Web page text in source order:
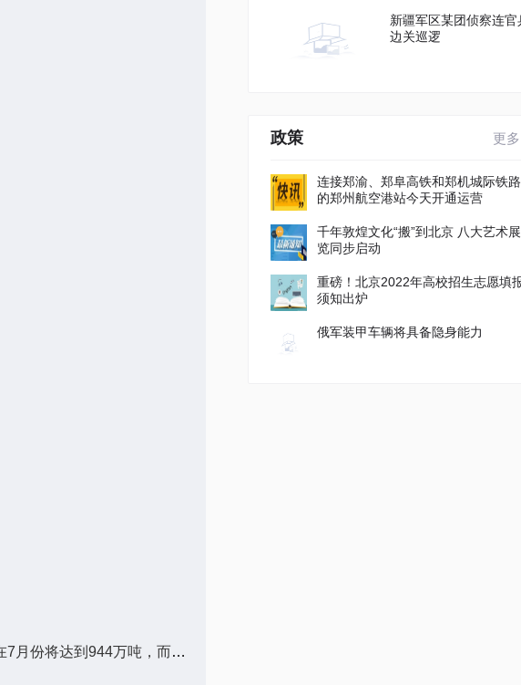
2023年7月5日金十期货夜盘要闻汇总1.巴西全国谷物出口商协会（Anec）表示，预计巴西大豆出口在7月份将达到944万吨，而去年同期为700万吨；预计巴西玉米出口在7月份达到634万吨，而去年同期为563万吨；预计巴西豆粕出口在7月份将达到225万吨 全球关注
新疆军区某团侦察连官
边关巡逻
政策 更多
连接郑渝、郑阜高铁和郑机城际铁路
的郑州航空港站今天开通运营
千年敦煌文化“搬”到北京 八大艺术展
览同步启动
重磅！北京2022年高校招生志愿填
须知出炉
俄军装甲车辆将具备隐身能力